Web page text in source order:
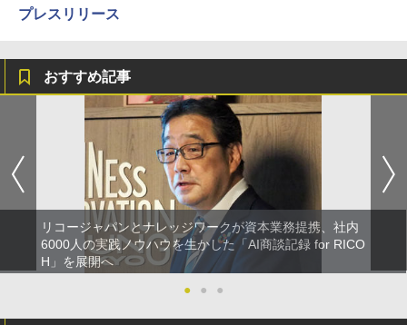
プレスリリース
おすすめ記事
リコージャパンとナレッジワークが資本業務提携、社内
6000人の実践ノウハウを生かした「AI商談記録 for RICO
H」を展開へ
●
● ●